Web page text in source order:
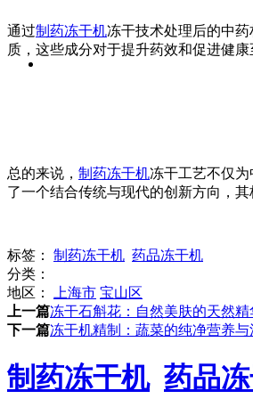
通过制药冻干机冻干技术处理后的中
质，这些成分对于提升药效和促进健
总的来说， 制药冻干机冻干工艺不仅
了一个结合传统与现代的创新方向，
标签： 制药冻干机 药品冻干机
分类：
地区：
上海市 宝山区
上一篇冻干石斛花：自然美肤的天然精
下一篇冻干机精制：蔬菜的纯净营养与
制药冻干机 药品